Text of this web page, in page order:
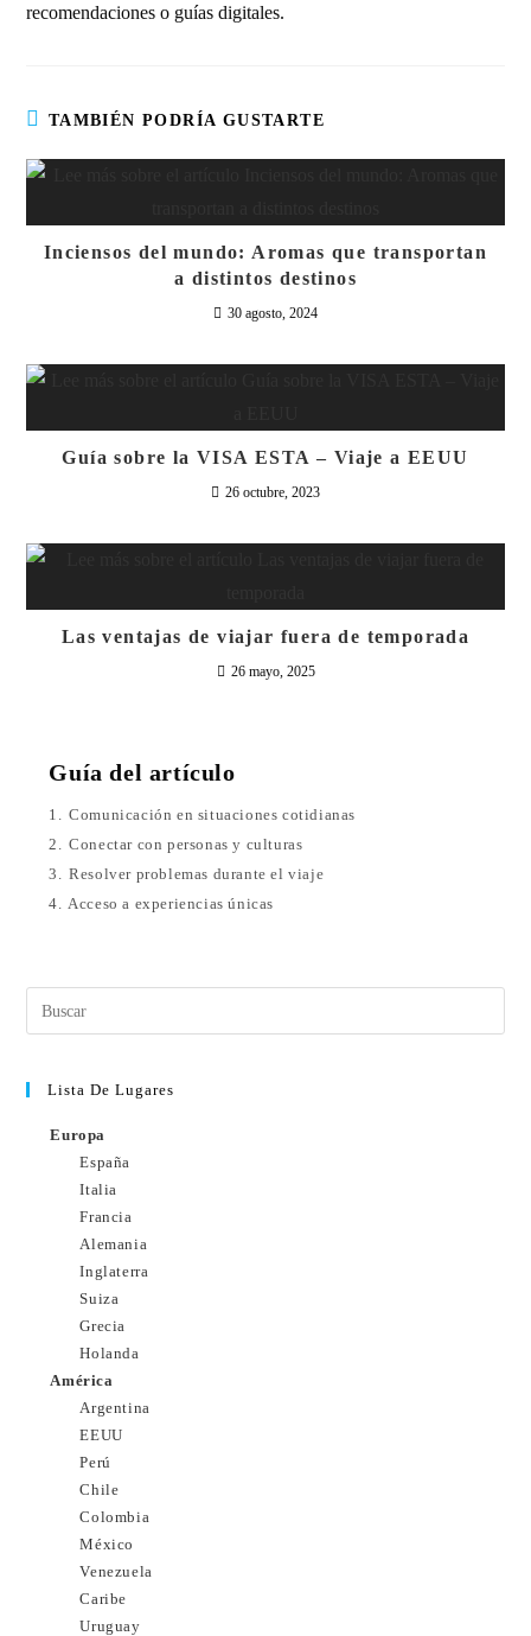
recomendaciones o guías digitales.
TAMBIÉN PODRÍA GUSTARTE
Inciensos del mundo: Aromas que transportan
a distintos destinos
30 agosto, 2024
Guía sobre la VISA ESTA – Viaje a EEUU
26 octubre, 2023
Las ventajas de viajar fuera de temporada
26 mayo, 2025
Guía del artículo
1. Comunicación en situaciones cotidianas
2. Conectar con personas y culturas
3. Resolver problemas durante el viaje
4. Acceso a experiencias únicas
Lista De Lugares
Europa
España
Italia
Francia
Alemania
Inglaterra
Suiza
Grecia
Holanda
América
Argentina
EEUU
Perú
Chile
Colombia
México
Venezuela
Caribe
Uruguay